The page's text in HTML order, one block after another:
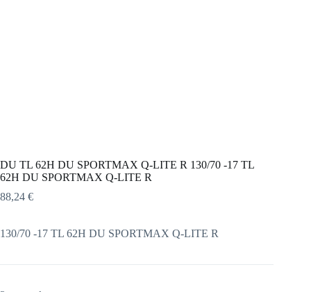
DU TL 62H DU SPORTMAX Q-LITE R 130/70 -17 TL
62H DU SPORTMAX Q-LITE R
88,24 €
130/70 -17 TL 62H DU SPORTMAX Q-LITE R